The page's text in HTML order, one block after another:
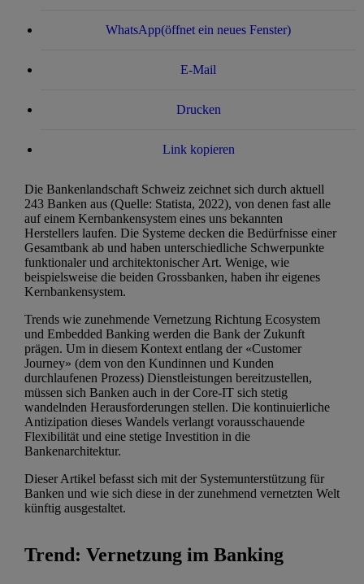
WhatsApp(öffnet ein neues Fenster)
E-Mail
Drucken
Link kopieren
Die Bankenlandschaft Schweiz zeichnet sich durch aktuell
243 Banken aus (Quelle: Statista, 2022), von denen fast alle
auf einem Kernbankensystem eines uns bekannten
Herstellers laufen. Die Systeme decken die Bedürfnisse einer
Gesamtbank ab und haben unterschiedliche Schwerpunkte
funktionaler und architektonischer Art. Wenige, wie
beispielsweise die beiden Grossbanken, haben ihr eigenes
Kernbankensystem.
Trends wie zunehmende Vernetzung Richtung Ecosystem
und Embedded Banking werden die Bank der Zukunft
prägen. Um in diesem Kontext entlang der «Customer
Journey» (dem von den Kundinnen und Kunden
durchlaufenen Prozess) Dienstleistungen bereitzustellen,
müssen sich Banken auch in der Core-IT sich stetig
wandelnden Herausforderungen stellen. Die kontinuierliche
Antizipation dieses Wandels verlangt vorausschauende
Flexibilität und eine stetige Investition in die
Bankenarchitektur.
Dieser Artikel befasst sich mit der Systemunterstützung für
Banken und wie sich diese in der zunehmend vernetzten Welt
künftig ausgestaltet.
Trend: Vernetzung im Banking